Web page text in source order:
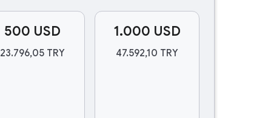
500 USD
23.796,05 TRY
1.000 USD
47.592,10 TRY